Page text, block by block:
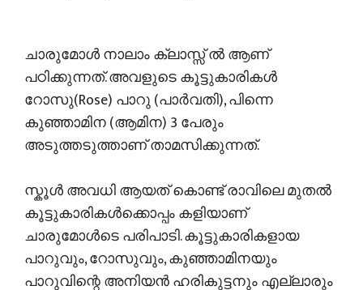
ചാരുമോൾ നാലാം ക്ലാസ്സ്‌ ൽ ആണ്
പഠിക്കുന്നത്. അവളുടെ കൂട്ടുകാരികൾ
റോസു(Rose) പാറു (പാർവതി), പിന്നെ
കുഞ്ഞാമിന (ആമിന) 3 പേരും
അടുത്തടുത്താണ് താമസിക്കുന്നത്.
സ്കൂൾ അവധി ആയത് കൊണ്ട് രാവിലെ മുതൽ
കൂട്ടുകാരികൾക്കൊപ്പം കളിയാണ്
ചാരുമോൾടെ പരിപാടി. കൂട്ടുകാരികളായ
പാറുവും, റോസുവും, കുഞ്ഞാമിനയും
പാറുവിന്റെ അനിയൻ ഹരികുട്ടനും എല്ലാരും